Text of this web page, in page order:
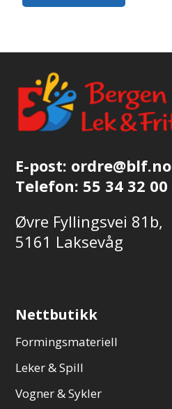
E-post: ordre@blf.no
Telefon: 55 34 32 00
Øvre Fyllingsvei 81b,
5161 Laksevåg
Nettbutikk
Formingsmateriell
Leker & Spill
Vogner & Sykler